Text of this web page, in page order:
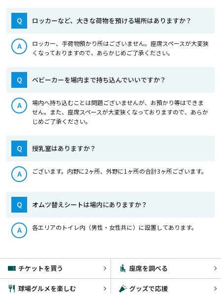
Q ロッカーなど、大きな荷物を預ける場所はありますか？
A
ロッカー、手荷物預かり所はございません。座席スペースが大変狭
くなっておりますので、あらかじめご了承ください。
Q ベビーカーを場内まで持ち込んでいいですか？
A
場内へ持ち込むことは問題ございませんが、お預かり等はできま
せん。また、座席スペースが大変狭くなっておりますので、あらか
じめご了承ください。
Q 授乳室はありますか？
A ございます。内野に2ヶ所、外野に1ヶ所の合計3ヶ所ございます。
Q オムツ替えシートは場内にありますか？
A 各エリアのトイレ内（男性・女性共に）に設置してあります。
チケットを買う 座席を調べる
球場グルメを楽しむ グッズで応援